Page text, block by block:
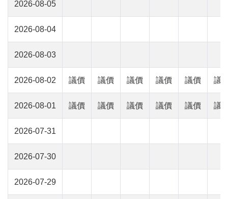
2026-08-05
2026-08-04
2026-08-03
2026-08-02 議價 議價 議價 議價 議價 議
2026-08-01 議價 議價 議價 議價 議價 議
2026-07-31
2026-07-30
2026-07-29